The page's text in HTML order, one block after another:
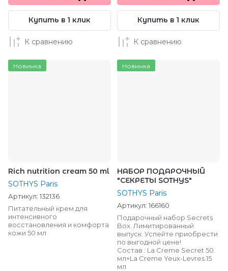
Купить в 1 клик
К сравнению
Купить в 1 клик
К сравнению
Новинка
Rich nutrition cream 50 ml
SOTHYS Paris
Артикул: 132136
Питательный крем для
интенсивного
восстановления и комфорта
кожи 50 мл
Новинка
НАБОР ПОДАРОЧНЫЙ
"СЕКРЕТЫ SOTHYS"
SOTHYS Paris
Артикул: 166160
Подарочный набор Secrets
Box. Лимитированный
выпуск. Успейте приобрести
по выгодной цене!
Состав : La Crеme Secret 50
мл+La Creme Yeux-Levres 15
мл